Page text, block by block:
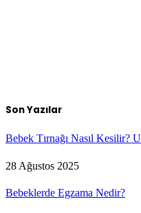
Son Yazılar
Bebek Tırnağı Nasıl Kesilir?
28 Ağustos 2025
Bebeklerde Egzama Nedir?